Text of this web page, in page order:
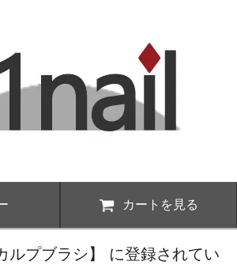
カートを見る
ルプブラシ】 に登録されてい